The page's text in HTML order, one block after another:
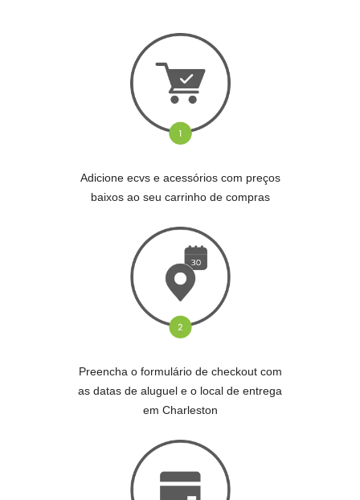
Adicione ecvs e acessórios com preços
baixos ao seu carrinho de compras
Preencha o formulário de checkout com
as datas de aluguel e o local de entrega
em Charleston